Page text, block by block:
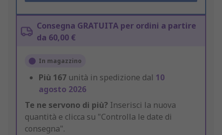
Consegna GRATUITA per ordini a partire
da 60,00 €
In magazzino
Più 167 unità in spedizione dal 10
agosto 2026
Te ne servono di più? Inserisci la nuova
quantità e clicca su "Controlla le date di
consegna".